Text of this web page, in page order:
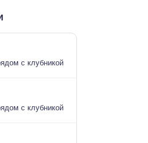
с клубникой
с клубникой